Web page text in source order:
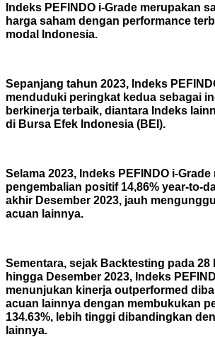
Indeks PEFINDO i-Grade merupakan
harga saham dengan performance
modal Indonesia.
Sepanjang tahun 2023, Indeks
menduduki peringkat kedua sebagai
berkinerja terbaik, diantara Indeks
di Bursa Efek Indonesia (BEI).
Selama 2023, Indeks PEFINDO i-
pengembalian positif 14,86% year-to-
akhir Desember 2023, jauh
acuan lainnya.
Sementara, sejak Backtesting pada 28
hingga Desember 2023, Indeks
menunjukan kinerja outperformed
acuan lainnya dengan membukukan
134.63%, lebih tinggi dibandingkan
lainnya.